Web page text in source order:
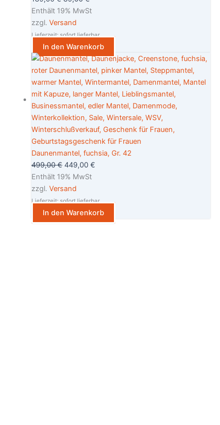
Enthält 19% MwSt
zzgl. Versand
Lieferzeit: sofort lieferbar
In den Warenkorb
Daunenmantel, fuchsia, Gr. 42
499,00€ 449,00 €
Enthält 19% MwSt
zzgl. Versand
Lieferzeit: sofort lieferbar
In den Warenkorb